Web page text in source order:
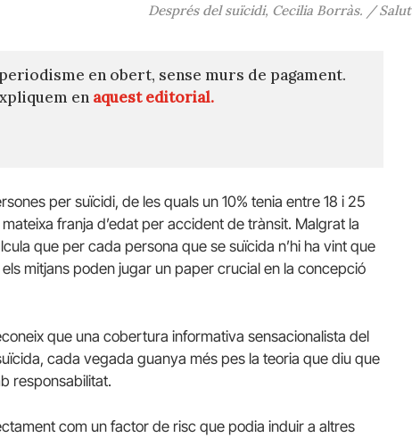
Després del suïcidi, Cecilia Borràs. / Salut
en obert, sense murs de pagament.
en aquest editorial.
per suïcidi, de les quals un 10% tenia entre 18 i 25
franja d’edat per accident de trànsit. Malgrat la
que per cada persona que se suïcida n’hi ha vint que
mitjans poden jugar un paper crucial en la concepció
que una cobertura informativa sensacionalista del
cada vegada guanya més pes la teoria que diu que
responsabilitat.
com un factor de risc que podia induir a altres